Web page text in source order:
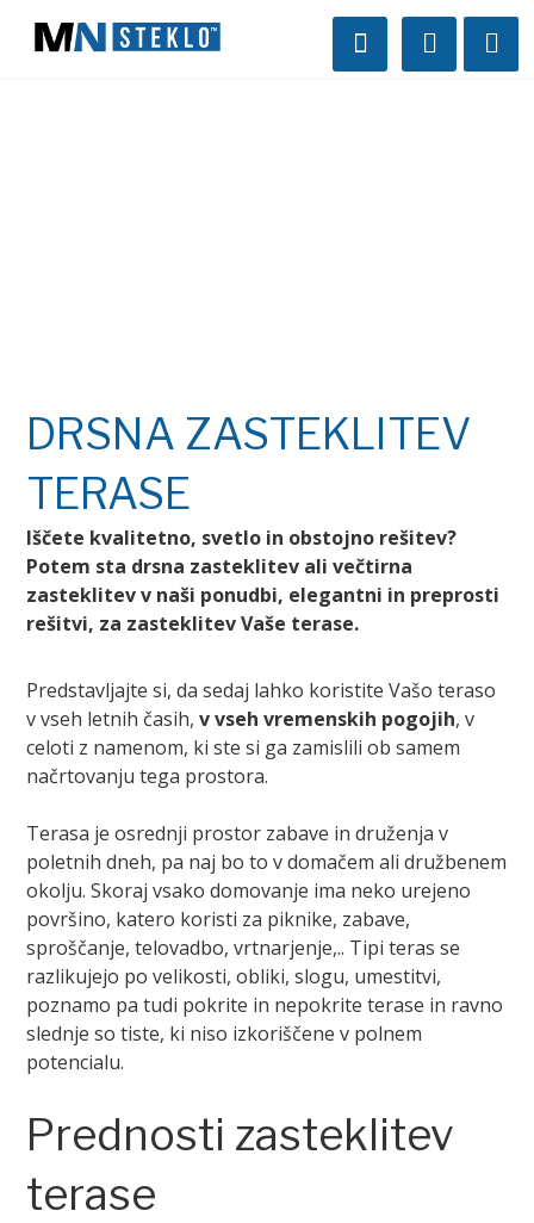
DRSNA ZASTEKLITEV
TERASE
Iščete kvalitetno, svetlo in obstojno rešitev?
Potem sta drsna zasteklitev ali večtirna
zasteklitev v naši ponudbi, elegantni in preprosti
rešitvi, za zasteklitev Vaše terase.
Predstavljajte si, da sedaj lahko koristite Vašo teraso
v vseh letnih časih,v vseh vremenskih pogojih, v
celoti z namenom, ki ste si ga zamislili ob samem
načrtovanju tega prostora.
Terasa je osrednji prostor zabave in druženja v
poletnih dneh, pa naj bo to v domačem ali družbenem
okolju. Skoraj vsako domovanje ima neko urejeno
površino, katero koristi za piknike, zabave,
sproščanje, telovadbo, vrtnarjenje,.. Tipi teras se
razlikujejo po velikosti, obliki, slogu, umestitvi,
poznamo pa tudi pokrite in nepokrite terase in ravno
slednje so tiste, ki niso izkoriščene v polnem
potencialu.
Prednosti zasteklitev
terase